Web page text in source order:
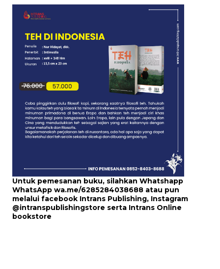
Untuk pemesanan buku, silahkan Whatshapp
WhatsApp wa.me/6285284038688 atau pun
melalui facebook Intrans Publishing, Instagram
@intranspublishingstore serta Intrans Online
bookstore